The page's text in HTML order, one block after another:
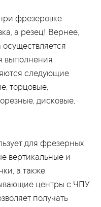
фрезеровке
а резец! Вернее,
выполнения
следующие
торцовые,
дисковые,
для фрезерных
вертикальные и
а также
центры с ЧПУ.
получать